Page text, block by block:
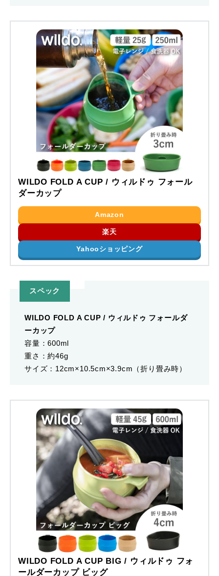
WILDO FOLD A CUP / ウィルドゥ フォール
ダーカップ
Amazon
楽天
Yahooショッピング
スペック
WILDO FOLD A CUP / ウィルドゥ フォールダ
ーカップ
容量：600ml
重さ：約46g
サイズ：12cm×10.5cm×3.9cm（折り畳み時）
WILDO FOLD A CUP BIG / ウィルドゥ フォ
ールダーカップ ビッグ